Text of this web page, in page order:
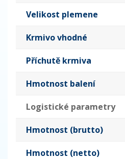
Velikost plemene
Krmivo vhodné
Příchutě krmiva
Hmotnost balení
Logistické parametry
Hmotnost (brutto)
Hmotnost (netto)